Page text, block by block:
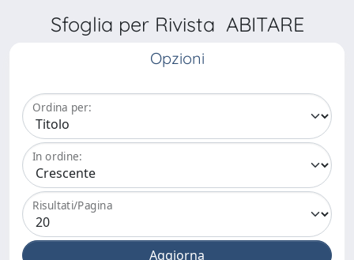
Sfoglia per Rivista ABITARE
Opzioni
Ordina per:
In ordine:
Risultati/Pagina